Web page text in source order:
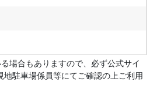
場合もありますので、必ず公式サイ
地駐車場係員等にてご確認の上ご利用